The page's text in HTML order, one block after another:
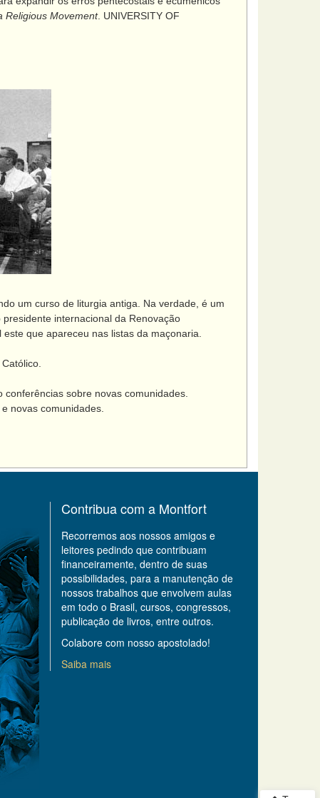
Religious Movement. UNIVERSITY OF
um curso de liturgia antiga. Na verdade, é um
internacional da Renovação
que apareceu nas listas da maçonaria.
conferências sobre novas comunidades.
novas comunidades.
Contribua com a Montfort
Recorremos aos nossos amigos e
leitores pedindo que contribuam
financeiramente, dentro de suas
possibilidades, para a manutenção de
nossos trabalhos que envolvem aulas
em todo o Brasil, cursos, congressos,
publicação de livros, entre outros.
Colabore com nosso apostolado!
Saiba mais